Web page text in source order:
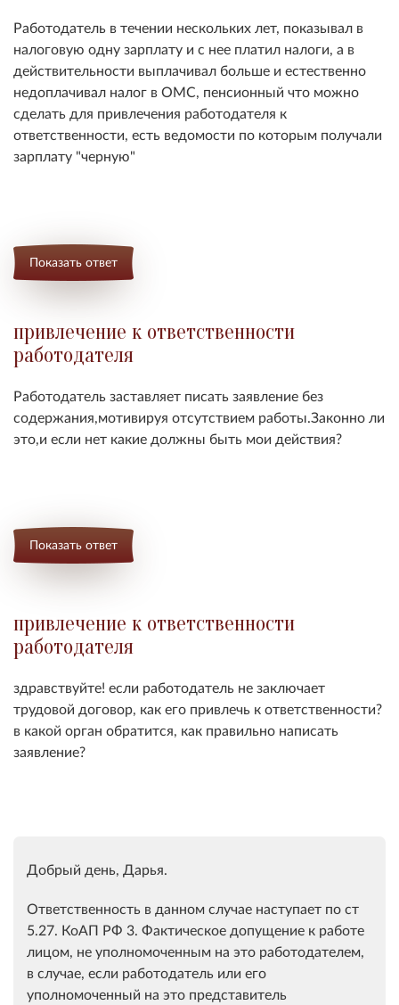
Работодатель в течении нескольких лет, показывал в
налоговую одну зарплату и с нее платил налоги, а в
действительности выплачивал больше и естественно
недоплачивал налог в ОМС, пенсионный что можно
сделать для привлечения работодателя к
ответственности, есть ведомости по которым получали
зарплату "черную"
Показать ответ
привлечение к ответственности
работодателя
Работодатель заставляет писать заявление без
содержания,мотивируя отсутствием работы.Законно ли
это,и если нет какие должны быть мои действия?
Показать ответ
привлечение к ответственности
работодателя
здравствуйте! если работодатель не заключает
трудовой договор, как его привлечь к ответственности?
в какой орган обратится, как правильно написать
заявление?
Добрый день, Дарья.
Ответственность в данном случае наступает по ст
5.27. КоАП РФ 3. Фактическое допущение к работе
лицом, не уполномоченным на это работодателем,
в случае, если работодатель или его
уполномоченный на это представитель